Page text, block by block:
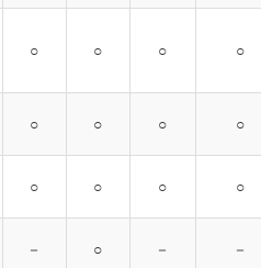
○ ○ ○ ○
○ ○ ○ ○
○ ○ ○ ○
－ ○ － －